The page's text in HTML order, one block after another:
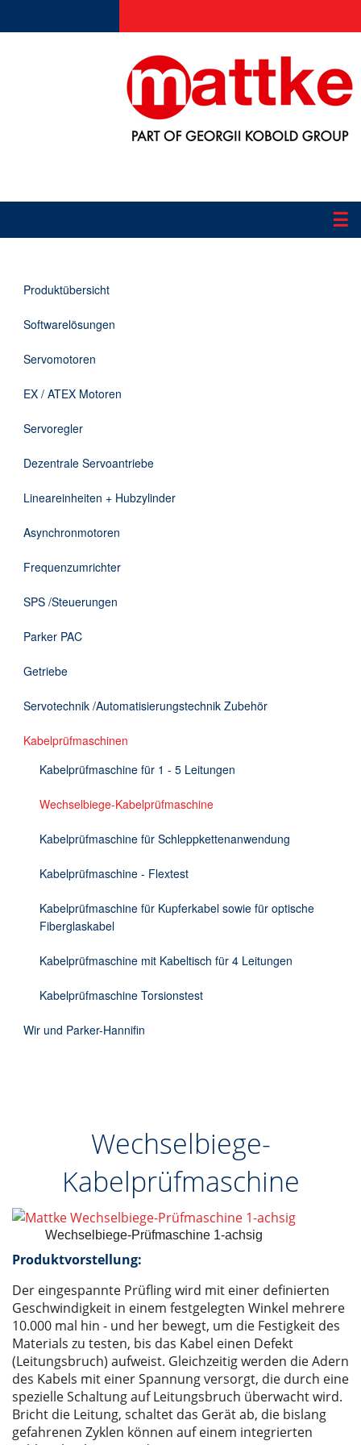
☰
Applikationen
Informationen
Downloads
Kontakt
Produktübersicht
Softwarelösungen
Servomotoren
EX / ATEX Motoren
Servoregler
Dezentrale Servoantriebe
Lineareinheiten + Hubzylinder
Asynchronmotoren
Frequenzumrichter
SPS /Steuerungen
Parker PAC
Getriebe
Servotechnik /Automatisierungstechnik Zubehör
Kabelprüfmaschinen
Kabelprüfmaschine für 1 - 5 Leitungen
Wechselbiege-Kabelprüfmaschine
Kabelprüfmaschine für Schleppkettenanwendung
Kabelprüfmaschine - Flextest
Kabelprüfmaschine für Kupferkabel sowie für optische
Fiberglaskabel
Kabelprüfmaschine mit Kabeltisch für 4 Leitungen
Kabelprüfmaschine Torsionstest
Wir und Parker-Hannifin
Wechselbiege-
Kabelprüfmaschine
Wechselbiege-Prüfmaschine 1-achsig
Produktvorstellung:
Der eingespannte Prüfling wird mit einer definierten
Geschwindigkeit in einem festgelegten Winkel mehrere
10.000 mal hin - und her bewegt, um die Festigkeit des
Materials zu testen, bis das Kabel einen Defekt
(Leitungsbruch) aufweist. Gleichzeitig werden die Adern
des Kabels mit einer Spannung versorgt, die durch eine
spezielle Schaltung auf Leitungsbruch überwacht wird.
Bricht die Leitung, schaltet das Gerät ab, die bislang
gefahrenen Zyklen können auf einem integrierten